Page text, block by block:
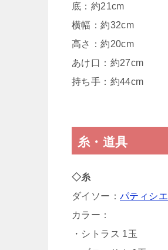
底：約21cm
横幅：約32cm
高さ：約20cm
あけ口：約27cm
持ち手：約44cm
糸・道具
◇糸
ダイソー： パティシエ
カラー：
・シトラス 1玉